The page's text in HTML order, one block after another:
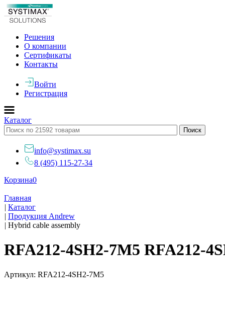
Решения
О компании
Сертификаты
Контакты
Войти
Регистрация
Каталог
info@systimax.su
8 (495) 115-27-34
Корзина0
Главная
| Каталог
| Продукция Andrew
| Hybrid cable assembly
RFA212-4SH2-7M5 RFA212-
Артикул: RFA212-4SH2-7M5